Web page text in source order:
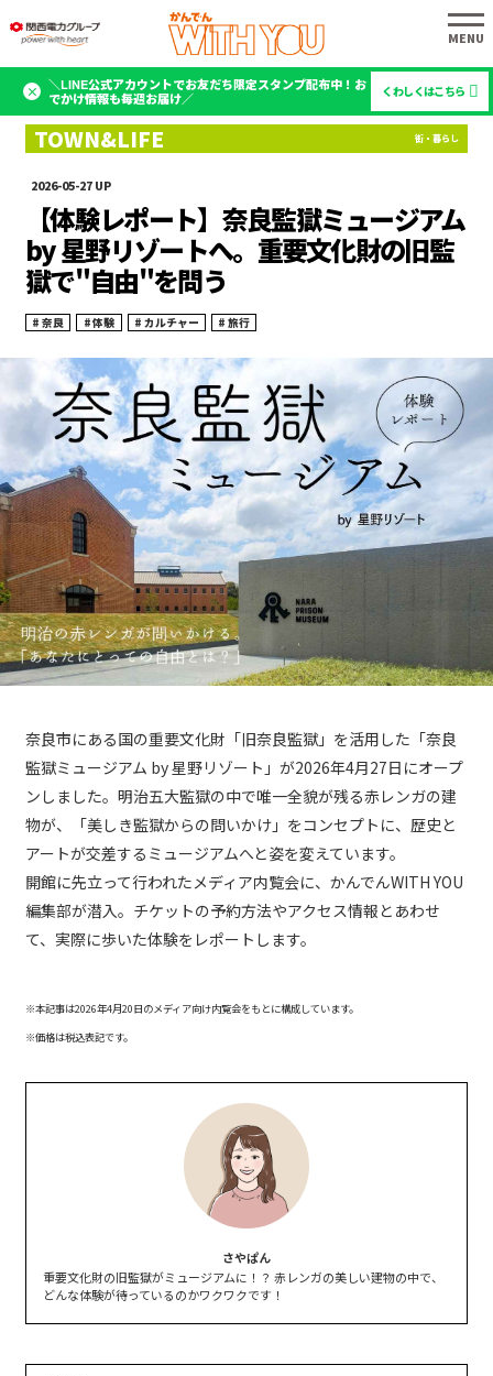
＼LINE公式アカウントでお友だち限定スタンプ配布中！お
でかけ情報も毎週お届け／
くわしくはこちら
2026-05-27
【体験レポート】奈良監獄ミュージアム
by 星野リゾートへ。重要文化財の旧監
獄で"自由"を問う
奈良 体験 カルチャー 旅行
奈良市にある国の重要文化財「旧奈良監獄」を活用した「奈良
監獄ミュージアム by 星野リゾート」が2026年4月27日にオープ
ンしました。明治五大監獄の中で唯一全貌が残る赤レンガの建
物が、「美しき監獄からの問いかけ」をコンセプトに、歴史と
アートが交差するミュージアムへと姿を変えています。
開館に先立って行われたメディア内覧会に、かんでんWITH YOU
編集部が潜入。チケットの予約方法やアクセス情報とあわせ
て、実際に歩いた体験をレポートします。
※本記事は2026年4月20日のメディア向け内覧会をもとに構成しています。
※価格は税込表記です。
さやぱん
重要文化財の旧監獄がミュージアムに！？ 赤レンガの美しい建物の中で、
どんな体験が待っているのかワクワクです！